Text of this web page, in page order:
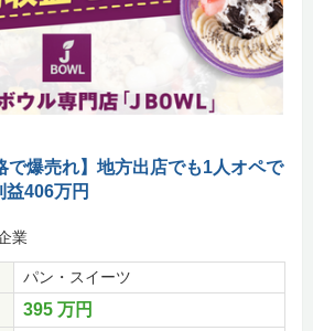
で爆売れ】地方出店でも1人オペで
益406万円
業
パン・スイーツ
395 万円